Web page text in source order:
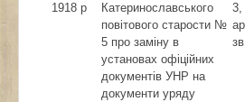
1918 р
Катеринославського
повітового старости №
5 про заміну в
установах офіційних
документів УНР на
документи уряду
3,